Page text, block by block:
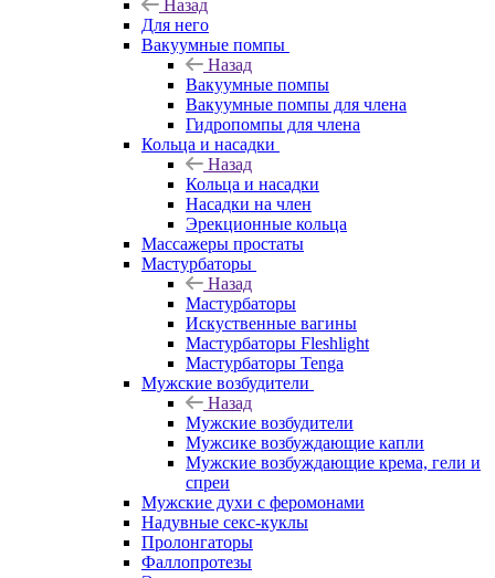
Назад
Для него
Вакуумные помпы
Назад
Вакуумные помпы
Вакуумные помпы для члена
Гидропомпы для члена
Кольца и насадки
Назад
Кольца и насадки
Насадки на член
Эрекционные кольца
Массажеры простаты
Мастурбаторы
Назад
Мастурбаторы
Искуственные вагины
Мастурбаторы Fleshlight
Мастурбаторы Tenga
Мужские возбудители
Назад
Мужские возбудители
Мужсике возбуждающие капли
Мужские возбуждающие крема, гели и
спреи
Мужские духи с феромонами
Надувные секс-куклы
Пролонгаторы
Фаллопротезы